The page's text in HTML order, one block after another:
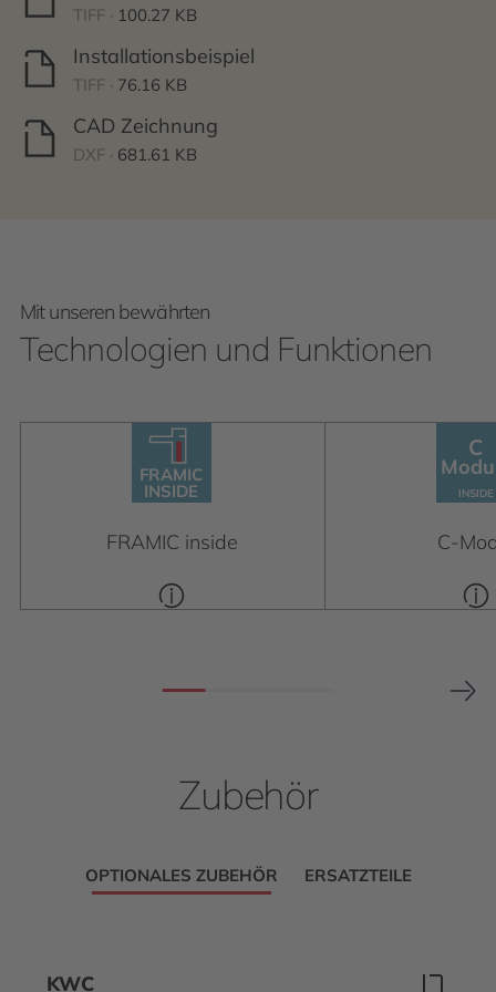
TIFF · 100.27 KB
Installationsbeispiel
TIFF · 76.16 KB
CAD Zeichnung
DXF · 681.61 KB
Mit unseren bewährten
Technologien und Funktionen
FRAMIC
INSIDE
FRAMIC inside
C
INSIDE
C-
Zubehör
OPTIONALES ZUBEHÖR ERSATZTEILE
KWC